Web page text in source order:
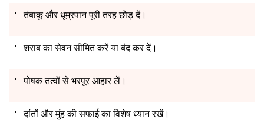
तंबाकू और धूम्रपान पूरी तरह छोड़ दें।
शराब का सेवन सीमित करें या बंद कर दें।
पोषक तत्वों से भरपूर आहार लें।
दांतों और मुंह की सफाई का विशेष ध्यान रखें।